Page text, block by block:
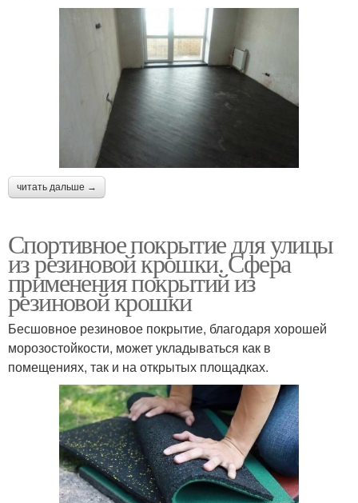
читать дальше →
Спортивное покрытие для улицы
из резиновой крошки. Сфера
применения покрытий из
резиновой крошки
Бесшовное резиновое покрытие, благодаря хорошей
морозостойкости, может укладываться как в
помещениях, так и на открытых площадках.